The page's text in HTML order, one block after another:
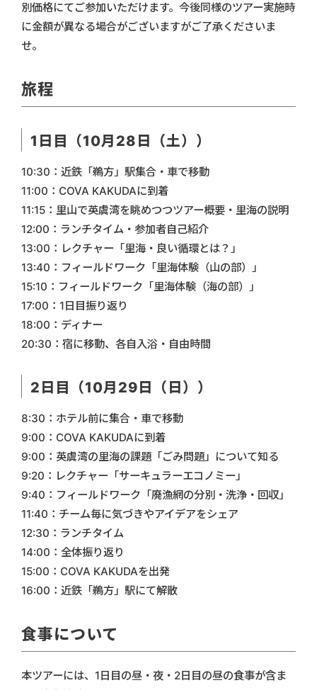
別価格にてご参加いただけます。今後同様のツアー実施時
に金額が異なる場合がございますがご了承くださいま
せ。
旅程
1日目（10月28日（土））
10:30：近鉄「鵜方」駅集合・車で移動
11:00：COVA KAKUDAに到着
11:15：里山で英虞湾を眺めつつツアー概要・里海の説明
12:00：ランチタイム・参加者自己紹介
13:00：レクチャー「里海・良い循環とは？」
13:40：フィールドワーク「里海体験（山の部）」
15:10：フィールドワーク「里海体験（海の部）」
17:00：1日目振り返り
18:00：ディナー
20:30：宿に移動、各自入浴・自由時間
2日目（10月29日（日））
8:30：ホテル前に集合・車で移動
9:00：COVA KAKUDAに到着
9:00：英虞湾の里海の課題「ごみ問題」について知る
9:20：レクチャー「サーキュラーエコノミー」
9:40：フィールドワーク「廃漁網の分別・洗浄・回収」
11:40：チーム毎に気づきやアイデアをシェア
12:30：ランチタイム
14:00：全体振り返り
15:00：COVA KAKUDAを出発
16:00：近鉄「鵜方」駅にて解散
食事について
本ツアーには、1日目の昼・夜・2日目の昼の食事が含ま